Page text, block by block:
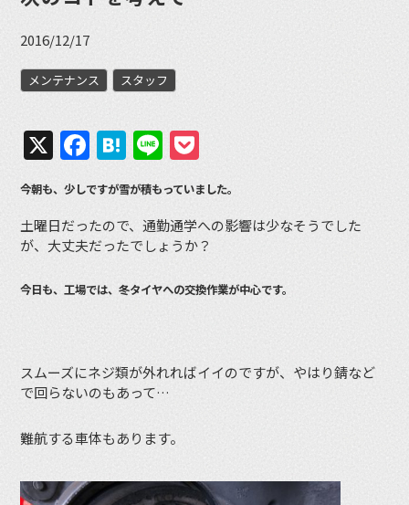
2016/12/17
メンテナンス スタッフ
X Facebook
Hatena
Line
今朝も、少しですが雪が積もっていました。
土曜日だったので、通勤通学への影響は少なそうでした
が、大丈夫だったでしょうか？
今日も、工場では、冬タイヤへの交換作業が中心です。
スムーズにネジ類が外れればイイのですが、やはり錆など
で回らないのもあって…
難航する車体もあります。